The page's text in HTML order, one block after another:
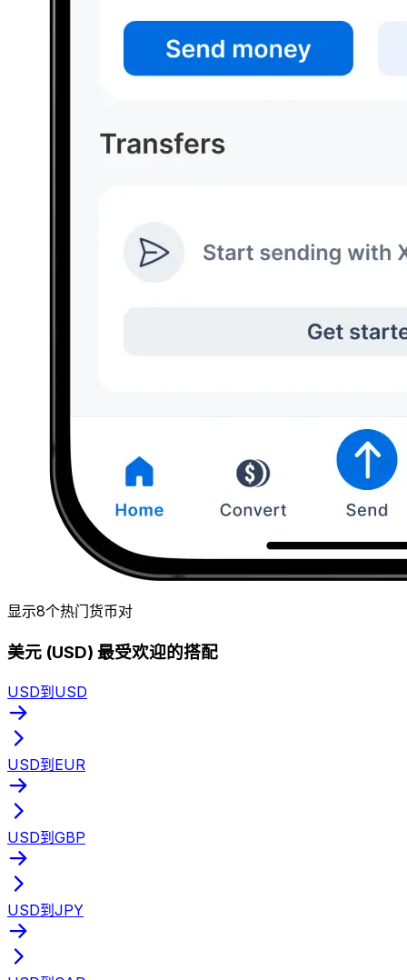
显示8个热门货币对
美元 (USD) 最受欢迎的搭配
USD到USD
USD到EUR
USD到GBP
USD到JPY